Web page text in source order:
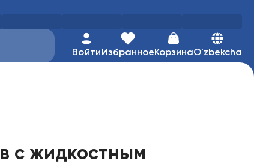
Войти ИзбранноеКорзинаO'zbekcha
с жидкостным